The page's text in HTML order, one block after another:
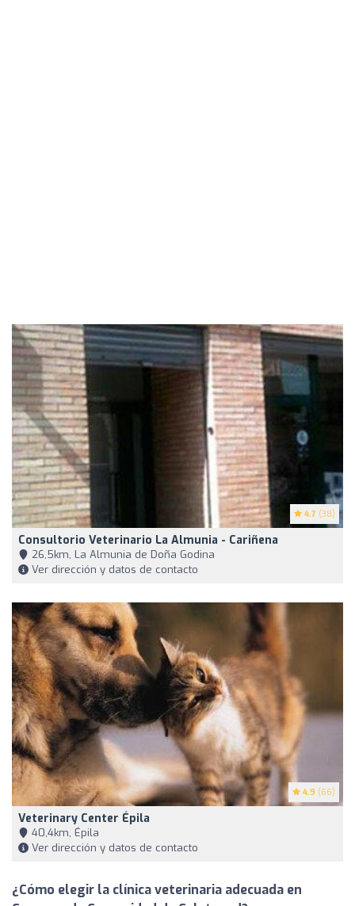
4.7 (38)
Consultorio Veterinario La Almunia - Cariñena
26,5km, La Almunia de Doña Godina
Ver dirección y datos de contacto
4.9 (66)
Veterinary Center Épila
40,4km, Épila
Ver dirección y datos de contacto
¿Cómo elegir la clínica veterinaria adecuada en